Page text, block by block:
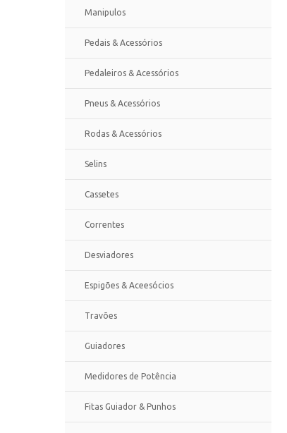
Manipulos
Pedais & Acessórios
Pedaleiros & Acessórios
Pneus & Acessórios
Rodas & Acessórios
Selins
Cassetes
Correntes
Desviadores
Espigões & Aceesócios
Travões
Guiadores
Medidores de Potência
Fitas Guiador & Punhos